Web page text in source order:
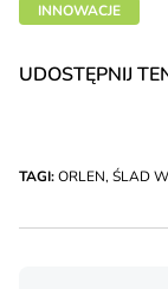
INNOWACJE
UDOSTĘPNIJ
TAGI:ORLEN, ŚLAD